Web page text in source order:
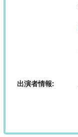
出演者情報